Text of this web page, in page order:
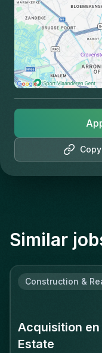
Similar
Construction &
Acquisition en
Estate